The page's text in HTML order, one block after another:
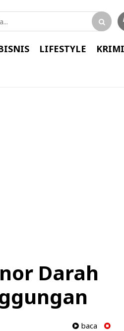
LIFESTYLE
Darah
baca